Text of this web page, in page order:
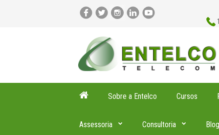
Sobre a Entelco Cursos
Assessoria Consultoria Blog